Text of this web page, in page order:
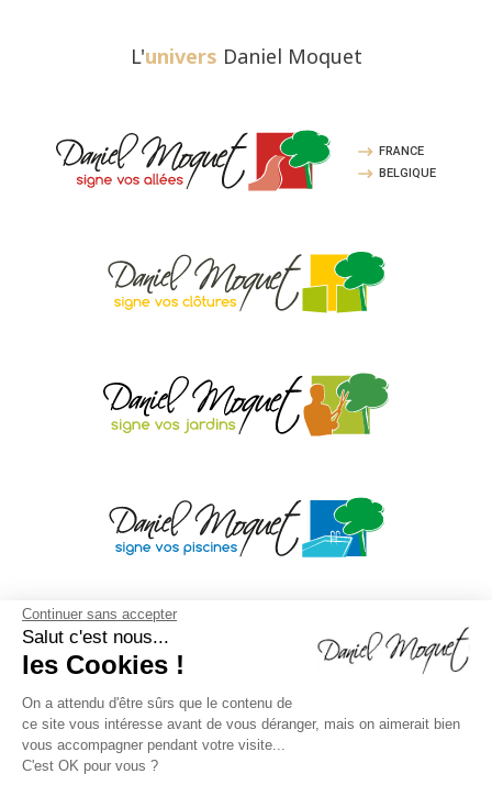
Continuer sans accepter
Salut c'est nous...
les Cookies !
On a attendu d'être sûrs que le contenu de
ce site vous intéresse avant de vous déranger, mais on aimerait bien
vous accompagner pendant votre visite...
C'est OK pour vous ?
L'univers Daniel Moquet
FRANCE
BELGIQUE